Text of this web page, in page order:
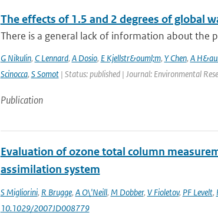
The effects of 1.5 and 2 degrees of global
There is a general lack of information about the
G Nikulin, C Lennard, A Dosio, E Kjellstr&ouml;m, Y Chen, A
Scinocca, S Somot| Status: published | Journal: Environmental
Publication
Evaluation of ozone total column
assimilation system
S Migliorini, R Brugge, A O\'Neill, M Dobber, V Fioletov, PF Levelt,
10.1029/2007JD008779